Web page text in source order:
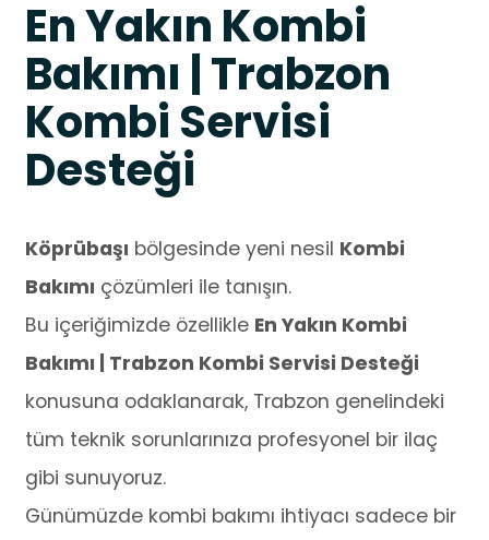
En Yakın Kombi
Bakımı | Trabzon
Kombi Servisi
Desteği
Köprübaşı bölgesinde yeni nesil Kombi
Bakımı çözümleri ile tanışın.
Bu içeriğimizde özellikle En Yakın Kombi
Bakımı | Trabzon Kombi Servisi Desteği
konusuna odaklanarak, Trabzon genelindeki
tüm teknik sorunlarınıza profesyonel bir ilaç
gibi sunuyoruz.
Günümüzde kombi bakımı ihtiyacı sadece bir